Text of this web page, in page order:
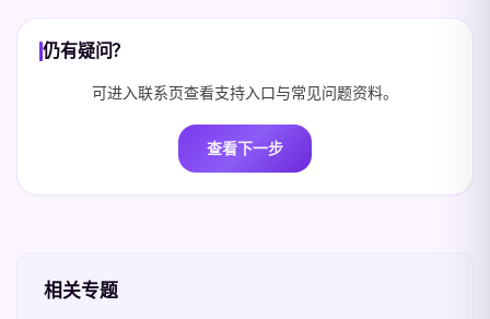
仍有疑问？
可进入联系页查看支持入口与常见问题资料。
查看下一步
相关专题